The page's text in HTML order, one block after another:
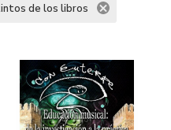
de los libros